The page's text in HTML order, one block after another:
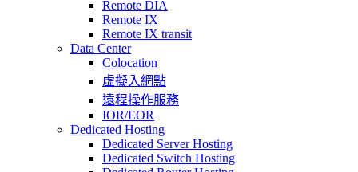
Remote DIA
Remote IX
Remote IX transit
Data Center
Colocation
虛擬入網點
遠程操作服務
IOR/EOR
Dedicated Hosting
Dedicated Server Hosting
Dedicated Switch Hosting